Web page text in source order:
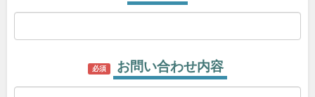
必須 お問い合わせ内容